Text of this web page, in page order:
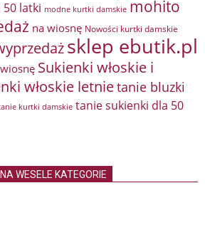
latki modne kurtki damskie mohito
na wiosnę Nowości kurtki damskie
sklep ebutik.pl
Sukienki włoskie i
włoskie letnietanie bluzki
kurtki damskie tanie sukienki dla 50
WESELE KATEGORIE